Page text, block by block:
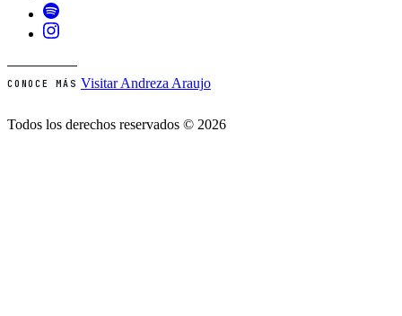
CONOCE MÁS Visitar Andreza Araujo
Todos los derechos reservados © 2026